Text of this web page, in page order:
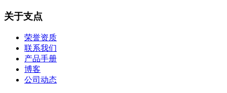
关于支点
荣誉资质
联系我们
产品手册
博客
公司动态